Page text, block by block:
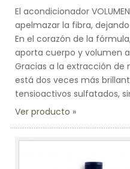
El acondicionador
apelmazar la fibra,
En el corazón de la
aporta cuerpo y volumen
Gracias a la extracción de
está dos veces más
tensioactivos sulfatados,
Ver producto